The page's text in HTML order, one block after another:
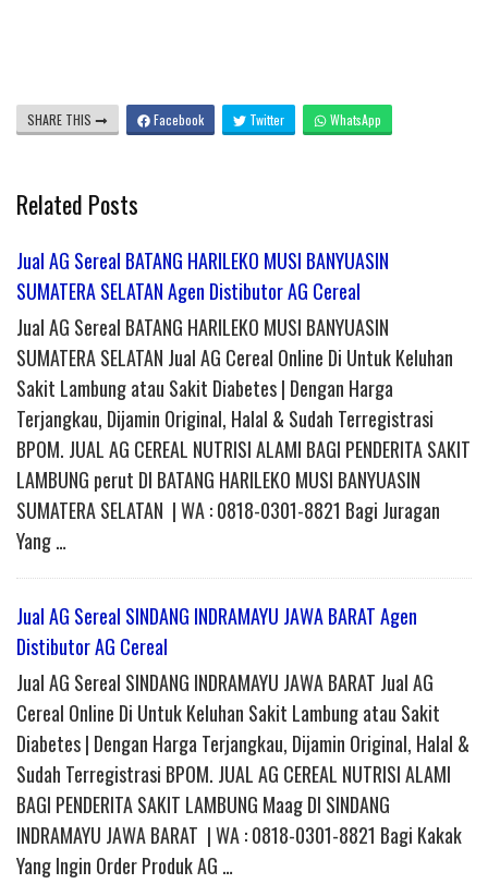
SHARE THIS Facebook Twitter WhatsApp
Related Posts
Jual AG Sereal BATANG HARILEKO MUSI BANYUASIN
SUMATERA SELATAN Agen Distibutor AG Cereal
Jual AG Sereal BATANG HARILEKO MUSI BANYUASIN
SUMATERA SELATAN Jual AG Cereal Online Di Untuk Keluhan
Sakit Lambung atau Sakit Diabetes | Dengan Harga
Terjangkau, Dijamin Original, Halal & Sudah Terregistrasi
BPOM. JUAL AG CEREAL NUTRISI ALAMI BAGI PENDERITA SAKIT
LAMBUNG perut DI BATANG HARILEKO MUSI BANYUASIN
SUMATERA SELATAN | WA : 0818-0301-8821 Bagi Juragan
Yang …
Jual AG Sereal SINDANG INDRAMAYU JAWA BARAT Agen
Distibutor AG Cereal
Jual AG Sereal SINDANG INDRAMAYU JAWA BARAT Jual AG
Cereal Online Di Untuk Keluhan Sakit Lambung atau Sakit
Diabetes | Dengan Harga Terjangkau, Dijamin Original, Halal &
Sudah Terregistrasi BPOM. JUAL AG CEREAL NUTRISI ALAMI
BAGI PENDERITA SAKIT LAMBUNG Maag DI SINDANG
INDRAMAYU JAWA BARAT | WA : 0818-0301-8821 Bagi Kakak
Yang Ingin Order Produk AG …